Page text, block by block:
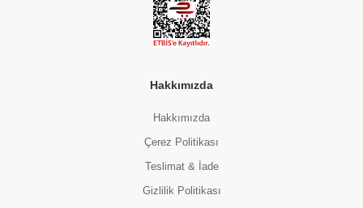
Hakkımızda
Hakkımızda
Çerez Politikası
Teslimat & İade
Gizlilik Politikası